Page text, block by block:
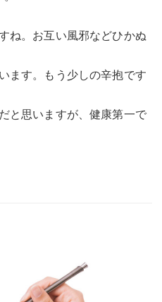
ね。お互い風邪などひかぬ
ます。もう少しの辛抱です
と思いますが、健康第一で